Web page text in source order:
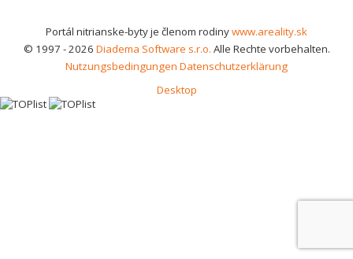
Portál nitrianske-byty je členom rodinywww.areality.sk
© 1997 - 2026 Diadema Software s.r.o. Alle Rechte vorbehalten.
Nutzungsbedingungen Datenschutzerklärung
Desktop